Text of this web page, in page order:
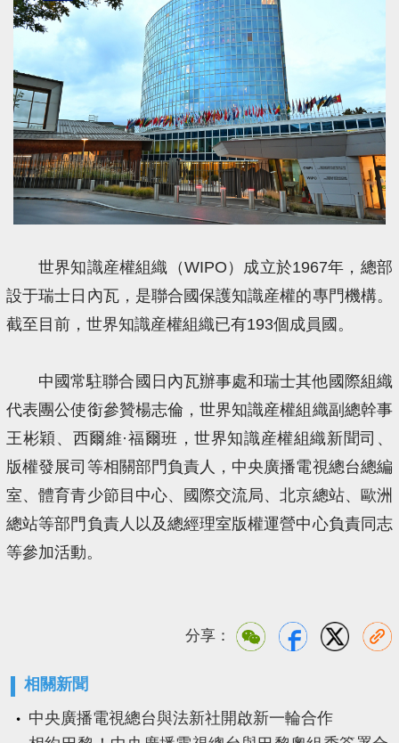
世界知識産權組織（WIPO）成立於1967年，總部
設于瑞士日內瓦，是聯合國保護知識産權的專門機構。
截至目前，世界知識産權組織已有193個成員國。
中國常駐聯合國日內瓦辦事處和瑞士其他國際組織
代表團公使銜參贊楊志倫，世界知識産權組織副總幹事
王彬穎、西爾維·福爾班，世界知識産權組織新聞司、
版權發展司等相關部門負責人，中央廣播電視總台總編
室、體育青少節目中心、國際交流局、北京總站、歐洲
總站等部門負責人以及總經理室版權運營中心負責同志
等參加活動。
分享：
相關新聞
中央廣播電視總台與法新社開啟新一輪合作